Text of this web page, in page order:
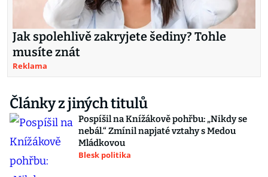
Jak spolehlivě zakryjete šediny? Tohle
musíte znát
Reklama
Články z jiných titulů
Pospíšil na Knížákově pohřbu: „Nikdy se
nebál.“ Zmínil napjaté vztahy s Medou
Mládkovou
Blesk politika